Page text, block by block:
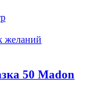
желаний
50 Madon